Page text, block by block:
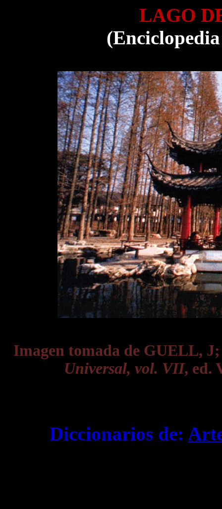
LAGO
Imagen tomada de GUELL,
Universal, vol. VII, ed.
Diccionarios de: